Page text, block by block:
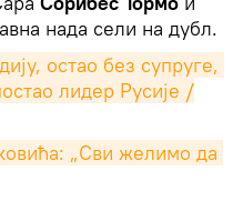
нада сели на дубл.
остао без супруге,
лидер Русије /
„Сви желимо да